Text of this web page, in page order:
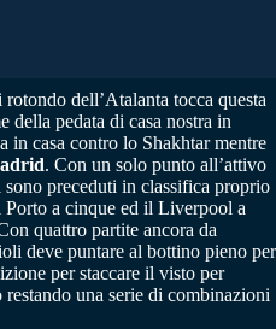
dell’Atalanta tocca questa
della pedata di casa nostra in
in casa contro lo Shakhtar mentre
. Con un solo punto all’attivo
preceduti in classifica proprio
a cinque ed il Liverpool a
quattro partite ancora da
deve puntare al bottino pieno per
per staccare il visto per
una serie di combinazioni